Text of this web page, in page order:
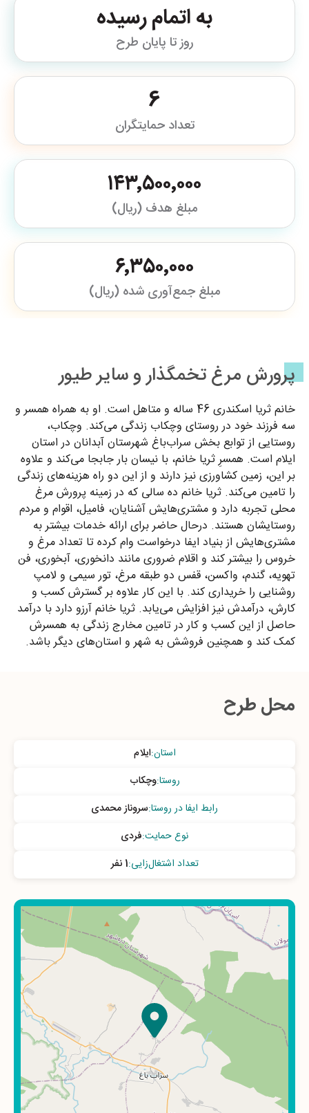
به اتمام رسیده
روز تا پایان طرح
6
تعداد حمایتگران
۱۴۳٬۵۰۰٬۰۰۰
مبلغ هدف (ریال)
۶٬۳۵۰٬۰۰۰
مبلغ جمع‌آوری شده (ریال)
پرورش مرغ تخمگذار و سایر طیور
خانم ثریا اسکندری 46 ساله و متاهل است. او به همراه همسر و
سه فرزند خود در روستای وچکاب زندگی می‌کند. وچکاب،
روستایی از توابع بخش سراب‌باغ شهرستان آبدانان در استان
ایلام است. همسرِ ثریا خانم، با نیسان بار جابجا می‌کند و علاوه
بر این، زمین کشاورزی نیز دارند و از این دو راه هزینه‌های زندگی
را تامین می‌کند. ثریا خانم ده سالی که در زمینه پرورش مرغ
محلی تجربه دارد و مشتری‌هایش آشنایان، فامیل، اقوام و مردم
روستایشان هستند. درحال حاضر برای ارائه خدمات بیشتر به
مشتری‌هایش از بنیاد ایفا درخواست وام کرده تا تعداد مرغ و
خروس را بیشتر کند و اقلام ضروری مانند دانخوری، آبخوری، فن
تهویه، گندم، واکسن، قفس دو طبقه مرغ، تور سیمی و لامپ
روشنایی را خریداری کند. با این کار علاوه بر گسترش کسب و
کارش، درآمدش نیز افزایش می‌یابد. ثریا خانم آرزو دارد با درآمد
حاصل از این کسب و کار در تامین مخارج زندگی به همسرش
کمک کند و همچنین فروشش به شهر و استان‌های دیگر باشد.
محل طرح
استان:ایلام
روستا:وچکاب
رابط ایفا در روستا:سروناز محمدی
نوع حمایت:فردی
تعداد اشتغال‌زایی:1 نفر